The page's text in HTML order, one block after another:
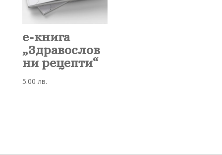
е-книга
„Здравослов
ни рецепти“
5.00 лв.